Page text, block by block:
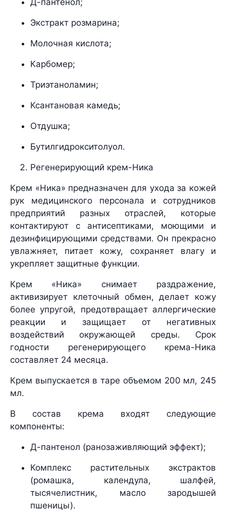
Д-пантенол;
Экстракт розмарина;
Молочная кислота;
Карбомер;
Триэтаноламин;
Ксантановая камедь;
Отдушка;
Бутилгидрокситолуол.
Регенерирующий крем-Ника
Крем «Ника» предназначен для ухода за кожей
рук медицинского персонала и сотрудников
предприятий разных отраслей, которые
контактируют с антисептиками, моющими и
дезинфицирующими средствами. Он прекрасно
увлажняет, питает кожу, сохраняет влагу и
укрепляет защитные функции.
Крем «Ника» снимает раздражение,
активизирует клеточный обмен, делает кожу
более упругой, предотвращает аллергические
реакции и защищает от негативных
воздействий окружающей среды. Срок
годности регенерирующего крема-Ника
составляет 24 месяца.
Крем выпускается в таре объемом 200 мл, 245
мл.
В состав крема входят следующие
компоненты:
Д-пантенол (ранозаживляющий эффект);
Комплекс растительных экстрактов
(ромашка, календула, шалфей,
тысячелистник, масло зародышей
пшеницы).